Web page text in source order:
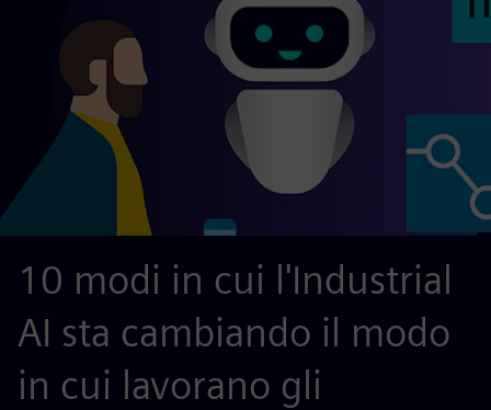
10 modi in cui l'Industrial
AI sta cambiando il modo
in cui lavorano gli